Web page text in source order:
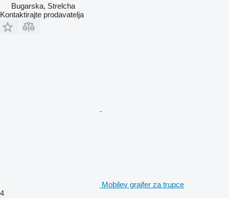
Bugarska, Strelcha
Kontaktirajte prodavatelja
Mobilev grajfer za trupce
4